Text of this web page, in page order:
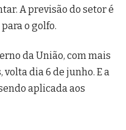
A previsão do setor é
o golfo.
da União, com mais
dia 6 de junho. E a
aplicada aos